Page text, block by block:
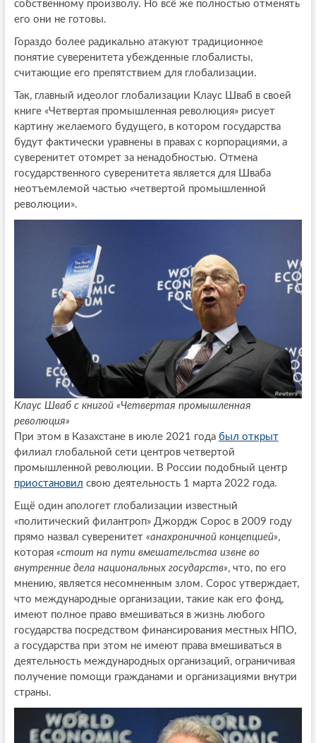
собственному произволу. Но всё же полностью отменять
его они не готовы.
Гораздо более радикально атакуют традиционное
понятие суверенитета убежденные глобалисты,
считающие его препятствием для глобализации.
Так, главный идеолог глобализации Клаус Шваб в своей
книге «Четвертая промышленная революция» рисует
картину желаемого будущего, в котором государства
будут фактически уравнены в правах с корпорациями, а
суверенитет отомрет за ненадобностью. Отмена
государственного суверенитета является для Шваба
неотъемлемой частью «четвертой промышленной
революции».
Клаус Шваб с книгой «Четвертая промышленная
революция»
При этом в Казахстане в июле 2021 года был открыт
филиал глобальной сети центров четвертой
промышленной революции. В России подобный центр
приостановил свою деятельность 1 марта 2022 года.
Ещё один апологет глобализации известный
«политический филантроп» Джордж Сорос в 2009 году
прямо назвал суверенитет «анахроничной концепцией»,
которая «стоит на пути вмешательства извне во
внутренние дела национальных государств», что, по его
мнению, является несомненным злом. Сорос утверждает,
что международные организации, такие как его фонд,
имеют полное право вмешиваться в жизнь любого
государства посредством финансирования местных НПО,
а государства при этом не имеют права вмешиваться в
деятельность международных организаций, ограничивая
получение помощи гражданами и организациями внутри
страны.